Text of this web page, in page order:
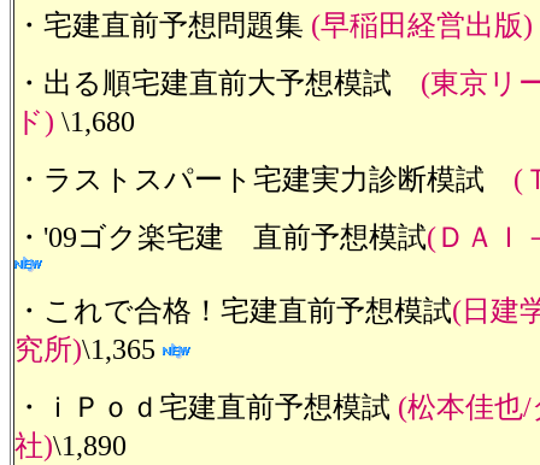
・宅建直前予想問題集 (早稲田経営出版)
・出る順宅建直前大予想模試 (東京リ
ド) \1,680
・ラストスパート宅建実力診断模試 (
・'09ゴク楽宅建 直前予想模試(ＤＡＩ
・これで合格！宅建直前予想模試(日建
究所)\1,365
・ｉＰｏｄ宅建直前予想模試 (松本佳也
社)\1,890